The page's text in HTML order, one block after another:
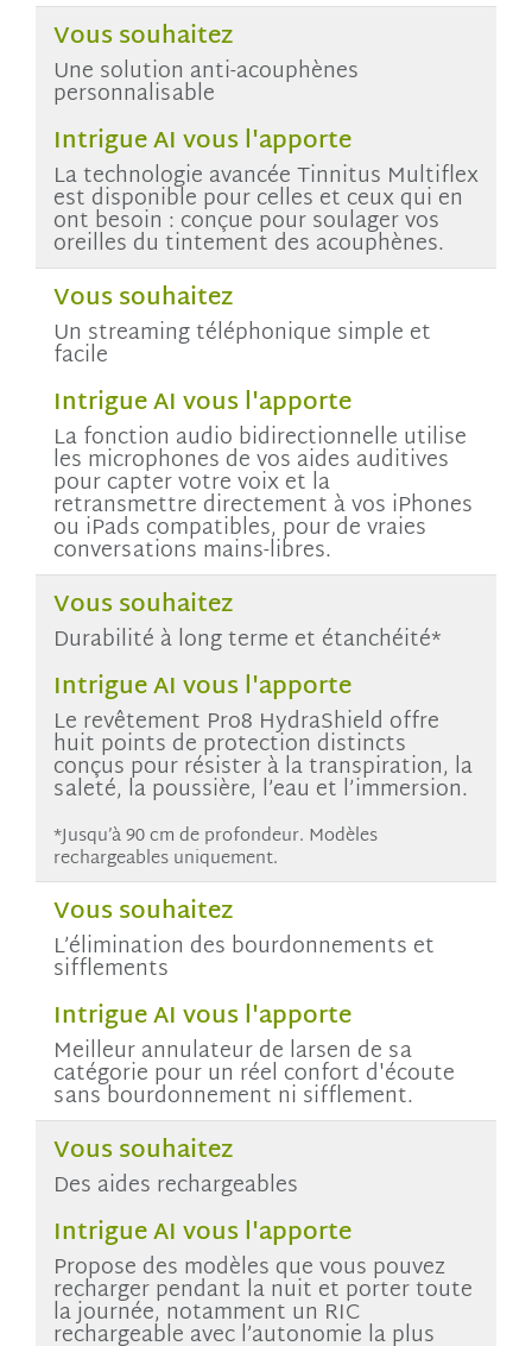
Vous souhaitez
Une solution anti-acouphènes
personnalisable
Intrigue AI vous l'apporte
La technologie avancée Tinnitus Multiflex
est disponible pour celles et ceux qui en
ont besoin : conçue pour soulager vos
oreilles du tintement des acouphènes.
Vous souhaitez
Un streaming téléphonique simple et
facile
Intrigue AI vous l'apporte
La fonction audio bidirectionnelle utilise
les microphones de vos aides auditives
pour capter votre voix et la
retransmettre directement à vos iPhones
ou iPads compatibles, pour de vraies
conversations mains-libres.
Vous souhaitez
Durabilité à long terme et étanchéité*
Intrigue AI vous l'apporte
Le revêtement Pro8 HydraShield offre
huit points de protection distincts
conçus pour résister à la transpiration, la
saleté, la poussière, l’eau et l’immersion.
*Jusqu’à 90 cm de profondeur. Modèles
rechargeables uniquement.
Vous souhaitez
L’élimination des bourdonnements et
sifflements
Intrigue AI vous l'apporte
Meilleur annulateur de larsen de sa
catégorie pour un réel confort d'écoute
sans bourdonnement ni sifflement.
Vous souhaitez
Des aides rechargeables
Intrigue AI vous l'apporte
Propose des modèles que vous pouvez
recharger pendant la nuit et porter toute
la journée, notamment un RIC
rechargeable avec l’autonomie la plus